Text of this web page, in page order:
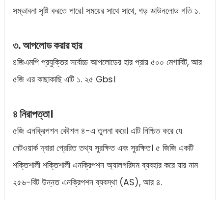
সম্ভাবনা সৃষ্টি করতে পারে। সময়ের সাথে সাথে, গড় ডাউনলোড গতি ১.
৩. আপলোড করার হার
৪জিএমপি প্রযুক্তির সর্বোচ্চ আপলোডের হার প্রায় ৫০০ মেগাবিট, আর
৫জি এর কাছাকাছি এটি ১. ২৫ Gbs।
৪ নিরাপত্তা।
৫জি এনক্রিপশন কৌশল ৪-এ তুলনা করে। এটি নিশ্চিত করে যে
নেটওয়ার্ক দ্বারা প্রেরিত তথ্য সুরক্ষিত এবং সুরক্ষিত। ৫ জিজি একটি
শক্তিশালী শক্তিশালী এনক্রিপশন অ্যালগরিদম ব্যবহার করে যার নাম
২৫৬-বিট উন্নত এনক্রিপশন ব্যবস্থা (AS), আর ৪.